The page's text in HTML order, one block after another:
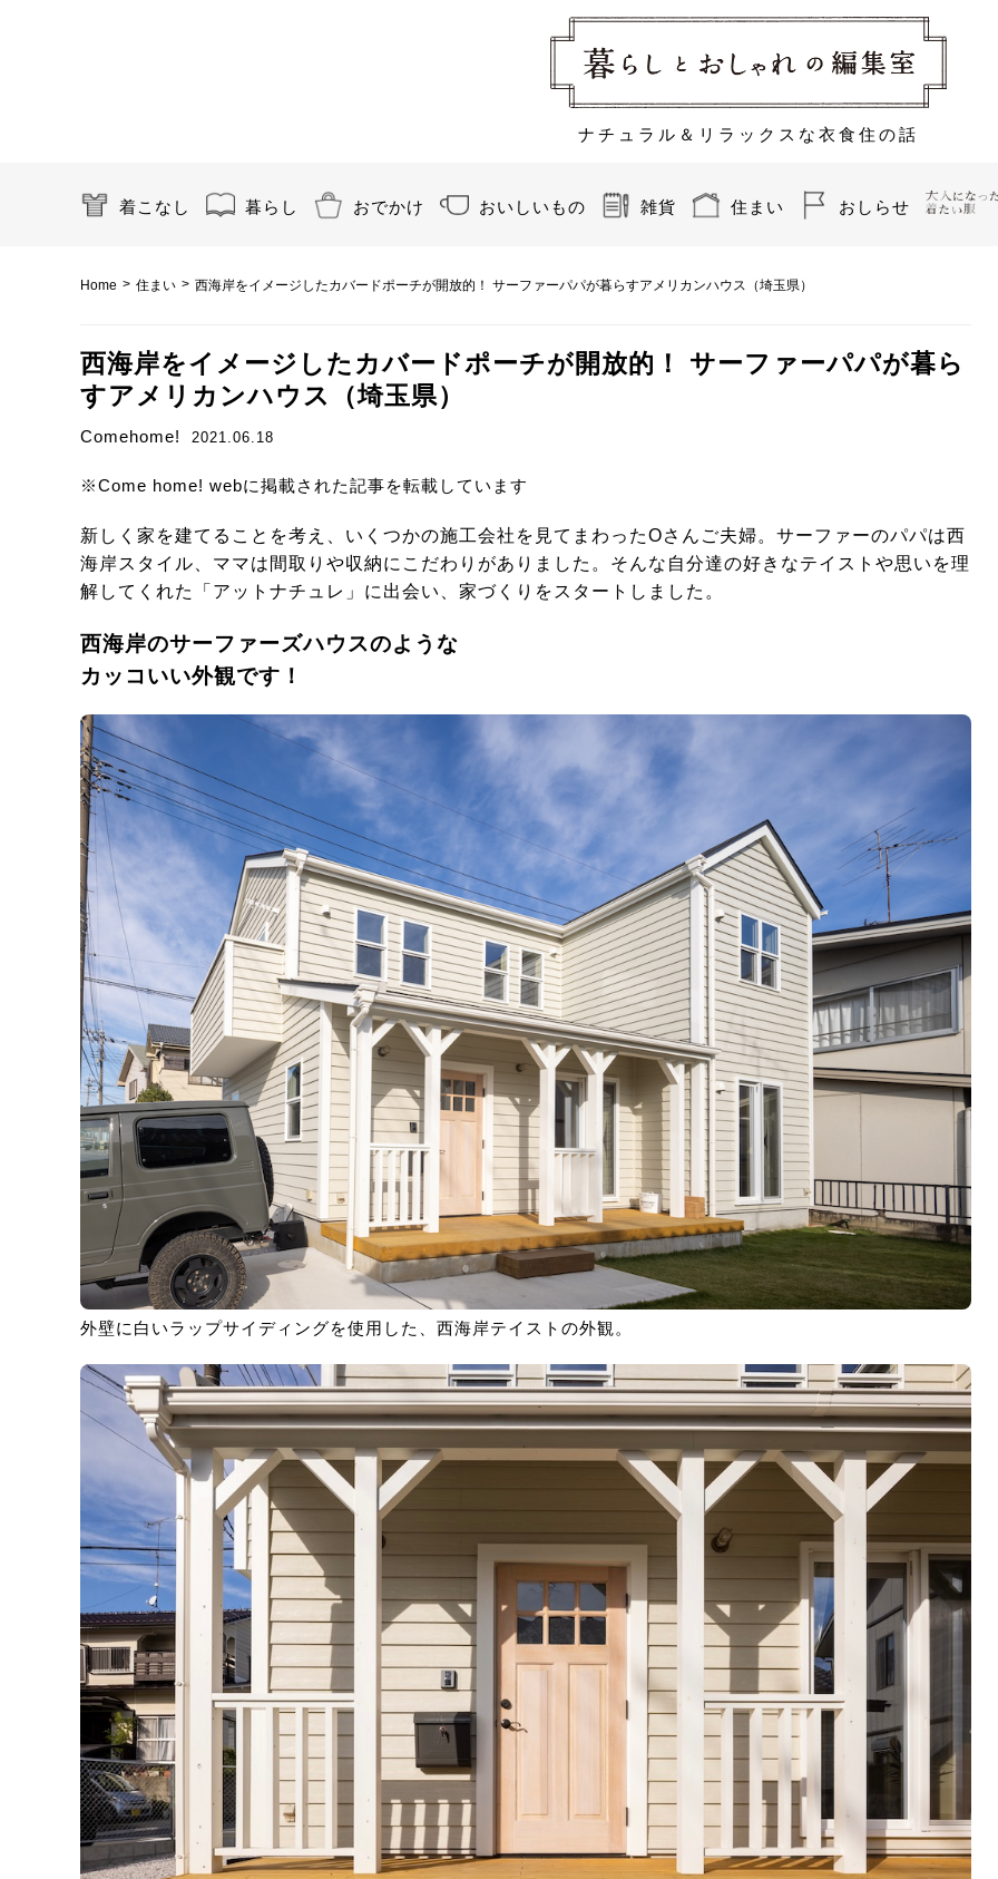
ナチュラル＆リラックスな衣食住の話
着こなし 暮らし おでかけ おいしいもの 雑貨 住まい おしらせ
Home > 住まい > 西海岸をイメージしたカバードポーチが開放的！ サーファーパパが暮らすアメリカンハウス（埼玉県）
西海岸をイメージしたカバードポーチが開放的！ サーファーパパが暮ら
すアメリカンハウス（埼玉県）
Comehome! 2021.06.18
※Come home! webに掲載された記事を転載しています
新しく家を建てることを考え、いくつかの施工会社を見てまわったOさんご夫婦。サーファーのパパは西
海岸スタイル、ママは間取りや収納にこだわりがありました。そんな自分達の好きなテイストや思いを理
解してくれた「アットナチュレ」に出会い、家づくりをスタートしました。
西海岸のサーファーズハウスのような
カッコいい外観です！
外壁に白いラップサイディングを使用した、西海岸テイストの外観。